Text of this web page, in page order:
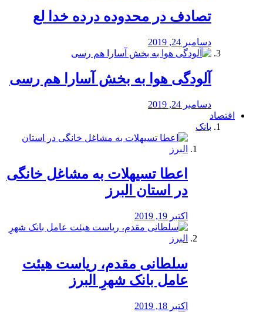
تصادف در محدوده درده خدا لع
دسامبر 24, 2019
آلودگی هوا به بخش آسارا هم رسی
دسامبر 24, 2019
اقتصاد
بانک
️اعطا تسیهلات به مشاغل خانگی
در استان البرز
اکتبر 19, 2019
سلطانی مقدم، ریاست هیئت
عامل بانک شهرِ البرز
اکتبر 18, 2019